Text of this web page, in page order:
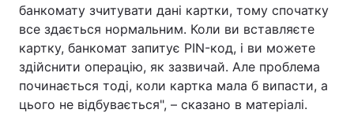
Цікавинки Погода
Екологія Регіони
Лонгріди
банкомату зчитувати дані картки, тому спочатку
все здається нормальним. Коли ви вставляєте
картку, банкомат запитує PIN-код, і ви можете
здійснити операцію, як зазвичай. Але проблема
починається тоді, коли картка мала б випасти, а
цього не відбувається", – сказано в матеріалі.